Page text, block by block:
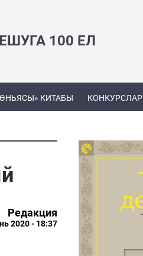
100 ЕЛ
КИТАБЫ КОНКУРСЛАР
Редакция
2020 - 18:37